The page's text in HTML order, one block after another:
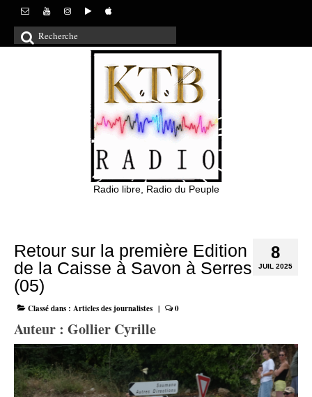
Rechercher
:
Radio libre, Radio du Peuple
8
JUIL 2025
Retour sur la première Edition
de la Caisse à Savon à Serres
(05)
Classé dans : Articles des journalistes | 0
Auteur : Gollier Cyrille